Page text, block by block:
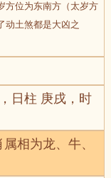
方位为东南方（太岁方
动土煞都是大凶之
日柱 庚戌，时
相为龙、牛、